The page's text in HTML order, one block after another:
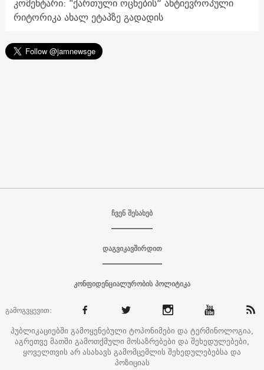
რიტორიკა ახალ ეტაპზე გადადის
ჩვენ შესახებ
დაგვიკავშირდით
კონფიდენციალურობის პოლიტიკა
გამოგვყევით:
პუბლიკაციებში გამოყენებული ტოპონიმები და ტერმინოლოგია,
აგრეთვე მათში გამოთქმული მოსაზრებები და შეხედულებები,
ყოველთვის არ ასახავს გამომცემლის შეხედულებებსა და
პოზიციას